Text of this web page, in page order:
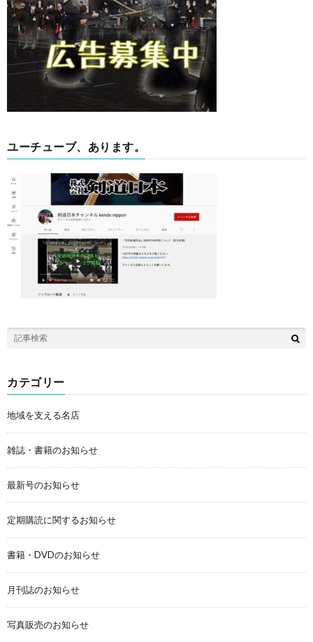
ユーチューブ、あります。
カテゴリー
地域を支える名店
雑誌・書籍のお知らせ
最新号のお知らせ
定期購読に関するお知らせ
書籍・DVDのお知らせ
月刊誌のお知らせ
写真販売のお知らせ